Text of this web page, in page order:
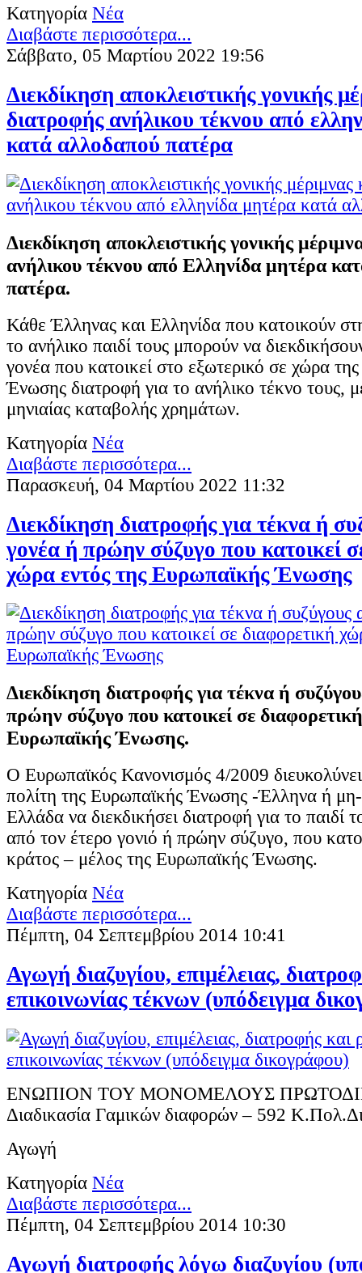
Κατηγορία Νέα
Διαβάστε περισσότερα...
Σάββατο, 05 Μαρτίου 2022 19:56
Διεκδίκηση αποκλειστικής γονικής
διατροφής ανήλικου τέκνου από
κατά αλλοδαπού πατέρα
Διεκδίκηση αποκλειστικής γονικής
ανήλικου τέκνου από Ελληνίδα μητέρα
πατέρα.
Κάθε Έλληνας και Ελληνίδα που κατοικούν
το ανήλικο παιδί τους μπορούν να
γονέα που κατοικεί στο εξωτερικό σε χώρα
Ένωσης διατροφή για το ανήλικο τέκνο τους,
μηνιαίας καταβολής χρημάτων.
Κατηγορία Νέα
Διαβάστε περισσότερα...
Παρασκευή, 04 Μαρτίου 2022 11:32
Διεκδίκηση διατροφής για τέκνα ή
γονέα ή πρώην σύζυγο που κατοικεί
χώρα εντός της Ευρωπαϊκής Ένωσης
Διεκδίκηση διατροφής για τέκνα ή
πρώην σύζυγο που κατοικεί σε
Ευρωπαϊκής Ένωσης.
Ο Ευρωπαϊκός Κανονισμός 4/2009
πολίτη της Ευρωπαϊκής Ένωσης -Έλληνα ή μη-
Ελλάδα να διεκδικήσει διατροφή για το παιδί
από τον έτερο γονιό ή πρώην σύζυγο, που
κράτος – μέλος της Ευρωπαϊκής Ένωσης.
Κατηγορία Νέα
Διαβάστε περισσότερα...
Πέμπτη, 04 Σεπτεμβρίου 2014 10:41
Αγωγή διαζυγίου, επιμέλειας,
επικοινωνίας τέκνων (υπόδειγμα
ΕΝΩΠΙΟΝ ΤΟΥ ΜΟΝΟΜΕΛΟΥΣ
Διαδικασία Γαμικών διαφορών – 592
Αγωγή
Κατηγορία Νέα
Διαβάστε περισσότερα...
Πέμπτη, 04 Σεπτεμβρίου 2014 10:30
Αγωγή διατροφής λόγω διαζυγίου